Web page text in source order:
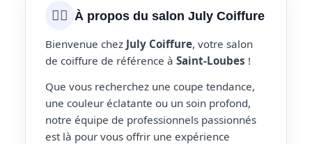
💇‍♀️ À propos du salon July Coiffure
Bienvenue chez July Coiffure, votre salon
de coiffure de référence à Saint-Loubes !
Que vous recherchez une coupe tendance,
une couleur éclatante ou un soin profond,
notre équipe de professionnels passionnés
est là pour vous offrir une expérience